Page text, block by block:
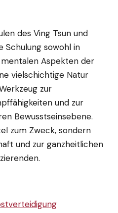
des Ving Tsun und
Schulung sowohl in
Aspekten der
vielschichtige Natur
zur
und zur
Bewusstseinsebene.
zum Zweck, sondern
und zur ganzheitlichen